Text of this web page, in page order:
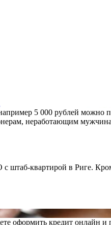
5 000 рублей можно
неработающим
квартирой в Риге.
кредит онлайн и